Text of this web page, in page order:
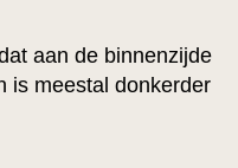
aan de binnenzijde
is meestal donkerder